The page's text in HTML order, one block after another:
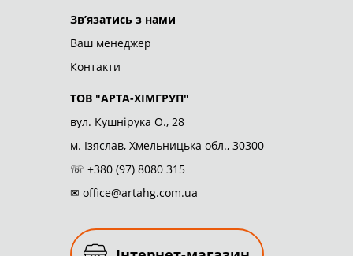
ТОВ "АРТА-ХІМГРУП"© 2026
Зв’язатись з нами
Ваш менеджер
Контакти
ТОВ "АРТА-ХІМГРУП"
вул. Кушнірука О., 28
м. Ізяслав, Хмельницька обл., 30300
☏ +380 (97) 8080 315
✉ office@artahg.com.ua